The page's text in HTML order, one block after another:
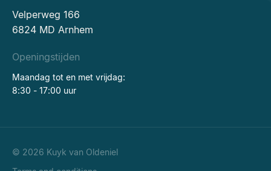
Velperweg 166
6824 MD Arnhem
Openingstijden
Maandag tot en met vrijdag:
8:30 - 17:00 uur
© 2026 Kuyk van Oldeniel